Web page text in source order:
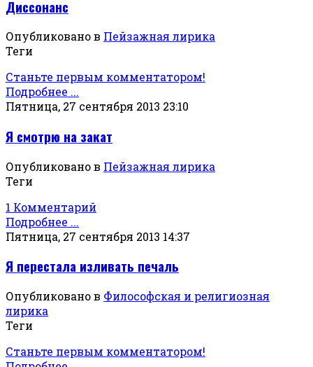
Диссонанс
Опубликовано в Пейзажная лирика
Теги
Станьте первым комментатором!
Подробнее ...
Пятница, 27 сентября 2013 23:10
Я смотрю на закат
Опубликовано в Пейзажная лирика
Теги
1 Комментарий
Подробнее ...
Пятница, 27 сентября 2013 14:37
Я перестала изливать печаль
Опубликовано в Философская и религиозная
лирика
Теги
Станьте первым комментатором!